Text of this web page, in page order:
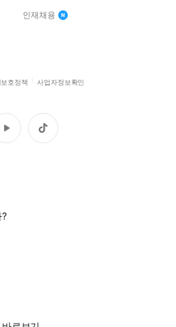
인재채용
호정책 사업자정보확인
유
튜
틱
톡